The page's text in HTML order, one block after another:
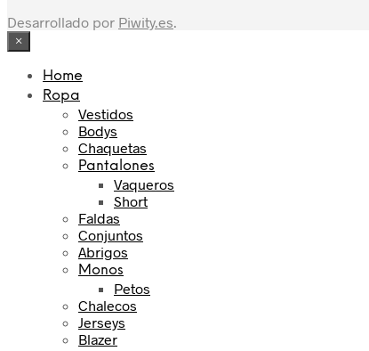
Desarrollado por Piwity.es
×
Home
Ropa
Vestidos
Bodys
Chaquetas
Pantalones
Vaqueros
Short
Faldas
Conjuntos
Abrigos
Monos
Petos
Chalecos
Jerseys
Blazer